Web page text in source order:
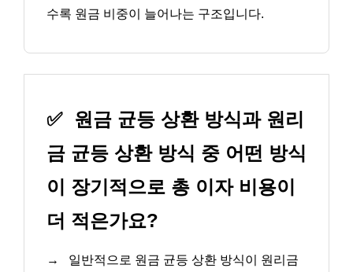
수록 원금 비중이 늘어나는 구조입니다.
✅
원금 균등 상환 방식과 원리
금 균등 상환 방식 중 어떤 방식
이 장기적으로 총 이자 비용이
더 적은가요?
→
일반적으로 원금 균등 상환 방식이 원리금